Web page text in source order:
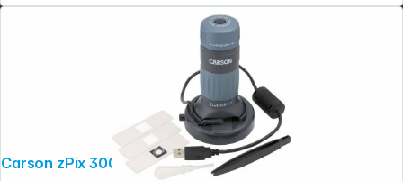
Carson zPix 300 Digital Zoom